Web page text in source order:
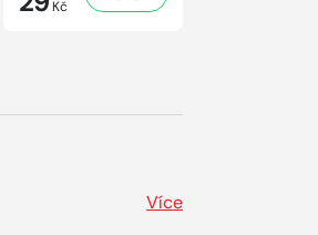
Kč
Více